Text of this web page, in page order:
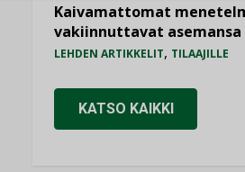
Kaivamattomat
vakiinnuttavat
LEHDEN ARTIKKELIT, TILAAJILLE
KATSO KAIKKI